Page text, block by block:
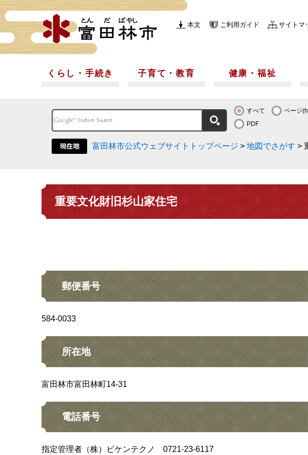
本文 ご利用ガイド サイトマ
くらし・手続き 子育て・教育 健康・福祉
すべて
ページ
PDF
富田林市公式ウェブサイトトップページ > 地図でさがす >
重要文化財旧杉山家住宅
郵便番号
584-0033
所在地
富田林市富田林町14-31
電話番号
指定管理者（株）ビケンテクノ 0721-23-6117